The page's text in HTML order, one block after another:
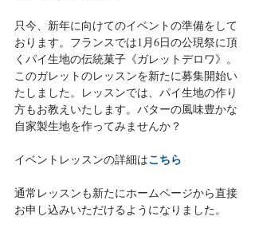
只今、新年に向けてのイベントの準備をして
おります。フランスでは1月6日の公現祭に頂
くパイ生地の伝統菓子《ガレットデロワ》。
このガレットのレッスンを新たに募集開始い
たしました。レッスンでは、パイ生地の作り
方もお教えいたします。バターの風味豊かな
自家製生地を作ってみませんか？
イベントレッスンの詳細はこちら
通常レッスンも新たにホームページから直接
お申し込みいただけるようになりました。